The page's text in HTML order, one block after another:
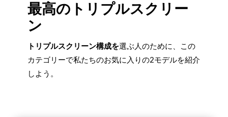
最高のトリプルスクリー
ン
トリプルスクリーン構成を選ぶ人のために、この
カテゴリーで私たちのお気に入りの2モデルを紹介
しよう。